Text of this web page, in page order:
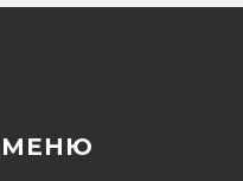
МЕНЮ